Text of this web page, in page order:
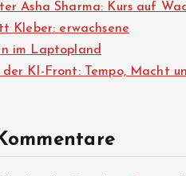
Asha Sharma: Kurs auf
Kleber: erwachsene
im Laptopland
KI-Front: Tempo, Macht